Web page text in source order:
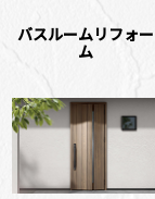
バスルームリフォー
ム